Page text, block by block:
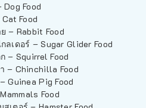
Food
Food
– Rabbit Food
ลเดอร์ – Sugar Glider Food
– Squirrel Food
– Chinchilla Food
Guinea Pig Food
Food